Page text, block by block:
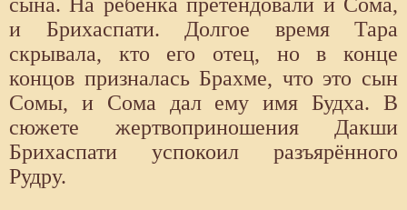
и Брихаспати. Долгое время Тара
скрывала, кто его отец, но в конце
концов призналась Брахме, что это сын
Сомы, и Сома дал ему имя Будха. В
сюжете жертвоприношения Дакши
Брихаспати успокоил разъярённого
Рудру.